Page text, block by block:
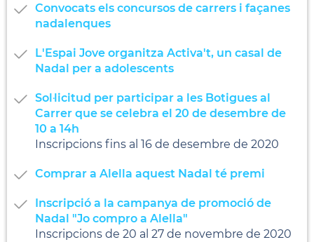
Convocats els concursos de carrers i façanes
nadalenques
L'Espai Jove organitza Activa't, un casal de
Nadal per a adolescents
Sol·licitud per participar a les Botigues al
Carrer que se celebra el 20 de desembre de
10 a 14h
Inscripcions fins al 16 de desembre de 2020
Comprar a Alella aquest Nadal té premi
Inscripció a la campanya de promoció de
Nadal "Jo compro a Alella"
Inscripcions de 20 al 27 de novembre de 2020